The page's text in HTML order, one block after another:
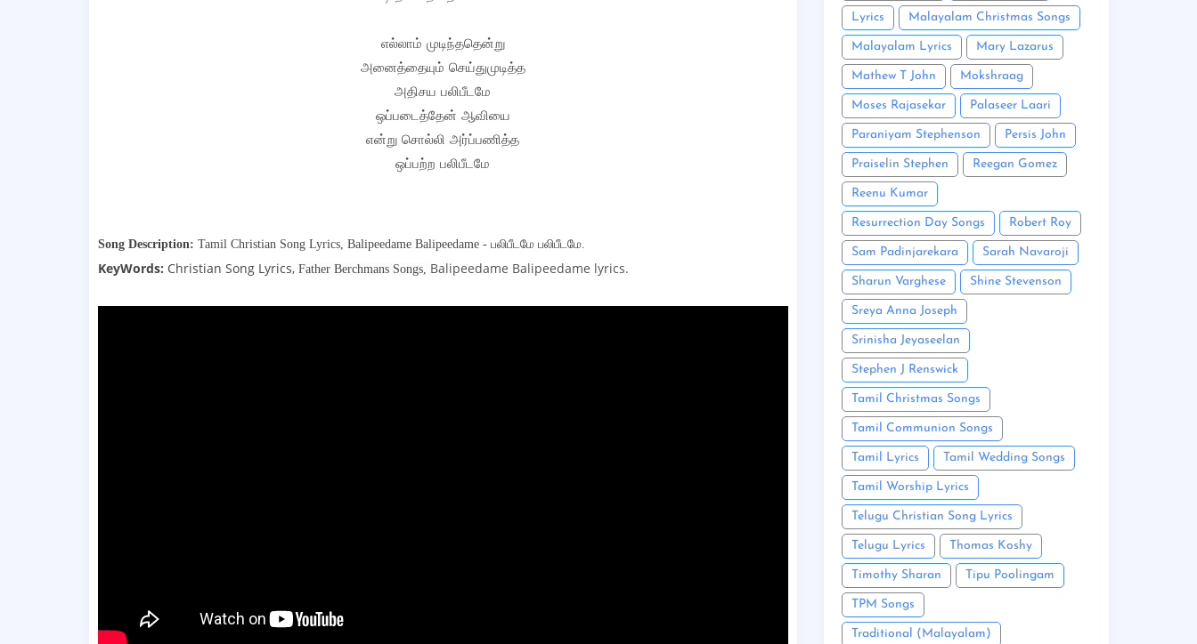
எல்லாம் முடிந்ததென்று
அனைத்தையும் செய்துமுடித்த
அதிசய பலிபீடமே
ஒப்படைத்தேன் ஆவியை
என்று சொல்லி அர்ப்பணித்த
ஒப்பற்ற பலிபீடமே
Song Description: Tamil Christian Song Lyrics, Balipeedame Balipeedame - பலிபீடமே பலிபீடமே.
KeyWords: Christian Song Lyrics, Father Berchmans Songs, Balipeedame Balipeedame lyrics.
Lyrics Malayalam Christmas Songs
Malayalam Lyrics Mary Lazarus
Mathew T John Mokshraag
Moses Rajasekar Palaseer Laari
Paraniyam Stephenson Persis John
Praiselin Stephen Reegan Gomez
Reenu Kumar
Resurrection Day Songs Robert Roy
Sam Padinjarekara Sarah Navaroji
Sharun Varghese Shine Stevenson
Sreya Anna Joseph
Srinisha Jeyaseelan
Stephen J Renswick
Tamil Christmas Songs
Tamil Communion Songs
Tamil Lyrics Tamil Wedding Songs
Tamil Worship Lyrics
Telugu Christian Song Lyrics
Telugu Lyrics Thomas Koshy
Timothy Sharan Tipu Poolingam
TPM Songs
Traditional (Malayalam)